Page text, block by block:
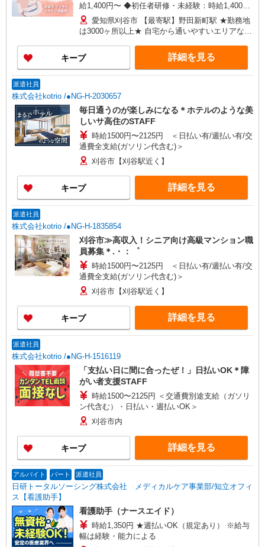
給1,400円〜 ◆初任者研修・未経験：時給1,400
円〜 ◆初任者研修・経験者：時給1,500円〜 ◆介
護福祉士：時給1,600円〜 ※経験者は3ヶ月以上 ※
給与幅は経験・能力による ★週払いOK（規定あ
り）
愛知県刈谷市 【最寄駅】野田新町駅 ★勤務地
は3000ヶ所以上★ 自宅から通いやすいエリアな
キープ 詳細を見る
派遣社員
株式会社kotrio /●NG-H-2030657
毎日通うのが楽しみになる＊ホテルのような美
しいサ高住のSTAFF
時給1500円〜2125円 ＜日払い有/週払い有/交
通費全支給(ガソリン代含む)＞
刈谷市【刈谷駅近く】
キープ 詳細を見る
派遣社員
株式会社kotrio /●NG-H-1835854
刈谷市≫高収入！シニア向け高級マンション職
員募集＊.・：゜
時給1500円〜2125円 ＜日払い有/週払い有/交
通費全支給(ガソリン代含む)＞
刈谷市【刈谷駅近く】
キープ 詳細を見る
派遣社員
株式会社kotrio /●NG-H-1516119
「支払い日に間に合ったぜ！」日払いOK＊障
がい者支援STAFF
時給1500〜2125円 ＜交通費別途支給（ガソリ
ン代含む）・日払い・週払いOK＞
刈谷市内
キープ 詳細を見る
アルバイト パート 派遣社員
日研トータルソーシング株式会社 メディカルケア事業部/知立オフィ
ス【看護助手】
看護助手（ナースエイド）
時給1,350円 ★週払いOK（規定あり） ※給与
幅は経験・能力による